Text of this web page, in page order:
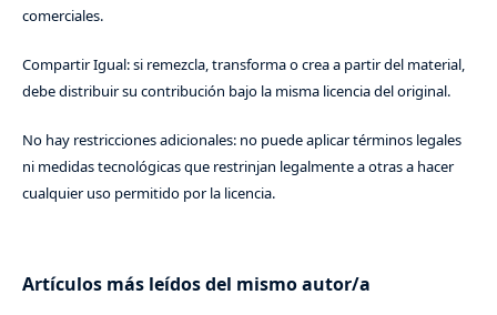
comerciales.
Compartir Igual: si remezcla, transforma o crea a partir del material,
debe distribuir su contribución bajo la misma licencia del original.
No hay restricciones adicionales: no puede aplicar términos legales
ni medidas tecnológicas que restrinjan legalmente a otras a hacer
cualquier uso permitido por la licencia.
Artículos más leídos del mismo autor/a